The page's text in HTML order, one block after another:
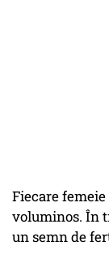
Fiecare
voluminos. În
un semn de